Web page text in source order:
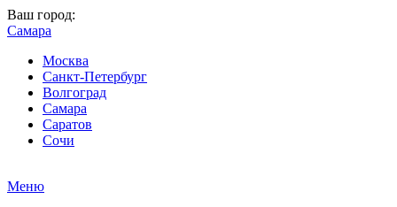
Ваш город:
Самара
Москва
Санкт-Петербург
Волгоград
Самара
Саратов
Сочи
Меню